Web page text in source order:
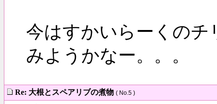
今はすかいらーくの
みようかなー。
Re: 大根とスペアリブの煮物 ( No.5 )